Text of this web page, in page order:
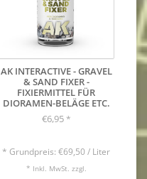
AK INTERACTIVE - GRAVEL
& SAND FIXER -
FIXIERMITTEL FÜR
DIORAMEN-BELÄGE ETC.
€6,95 *
* Grundpreis: €69,50 / Liter
* Inkl. MwSt. zzgl.